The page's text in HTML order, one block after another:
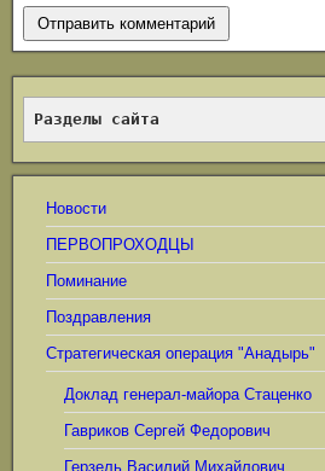
Разделы сайта
Новости
ПЕРВОПРОХОДЦЫ
Поминание
Поздравления
Стратегическая операция "Анадырь"
Доклад генерал-майора Стаценко
Гавриков Сергей Федорович
Герзель Василий Михайлович